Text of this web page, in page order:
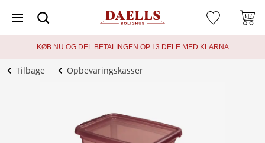
KØB NU OG DEL BETALINGEN OP I 3 DELE MED KLARNA
Tilbage Opbevaringskasser